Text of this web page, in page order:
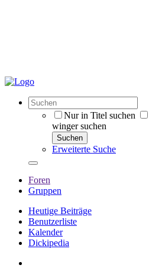
Nur in Titel suchen
winger suchen
Suchen
Erweiterte Suche
Foren
Gruppen
Heutige Beiträge
Benutzerliste
Kalender
Dickipedia